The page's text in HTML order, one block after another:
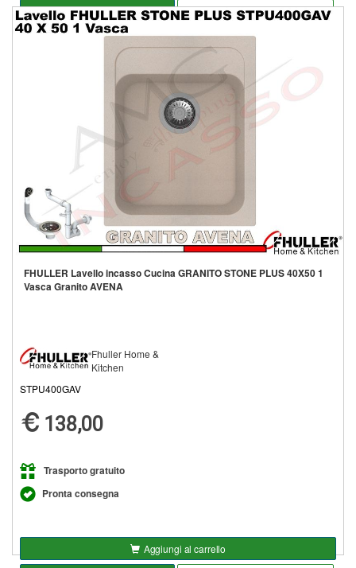
Seleziona opzioni
Aggiungi alla lista
FHULLER Lavello incasso Cucina GRANITO STONE PLUS 40X50 1
Vasca Granito AVENA
Fhuller Home &
Kitchen
STPU400GAV
138,00
Trasporto gratuito
Pronta consegna
Aggiungi al carrello